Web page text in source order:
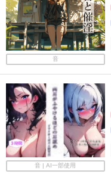
音
音 | AI一部使用